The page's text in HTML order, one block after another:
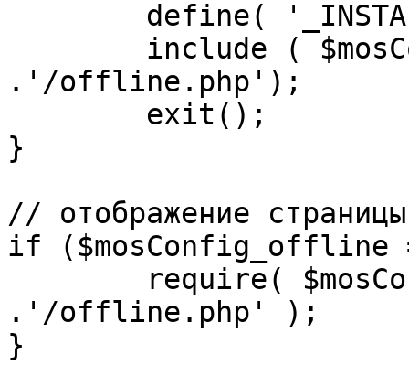
.'/offline.php');
}
// отображение
if ($mosConfig_offline
.'/offline.php' );
}